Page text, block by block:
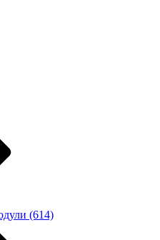
(614)